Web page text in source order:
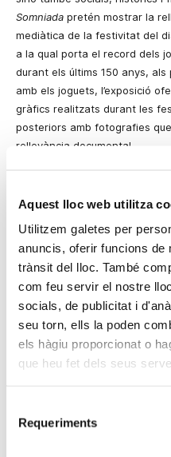
Aquest lloc web utilitza
Utilitzem galetes per
anuncis, oferir funcions
trànsit del lloc. També
com feu servir el nostre
socials, de publicitat i
seu torn, ells la poden
els hàgiu proporcionat o
que heu fet dels seus
Requeriments
Somniada pretén mostrar la
mediàtica de la festivitat del
a la qual porta el record dels
durant els últims 150 anys,
amb els joguets, l’exposició
gràfics realitzats durant les
posteriors amb fotografies
rellevància documental.
La vinculació deLa Nit
generacions permet que la
xiquets, però també dels més
El mite dels Reis Mags té
mencionats per primera i
Mateu. El text no fa esment
de la seua procedència. La
Betlem per adorar el Nen
presents: or (que